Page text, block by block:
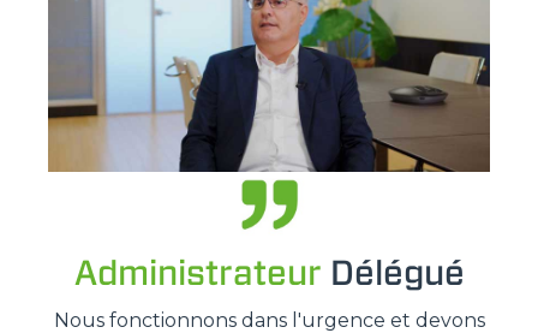
Administrateur Délégué
Nous fonctionnons dans l'urgence et devons